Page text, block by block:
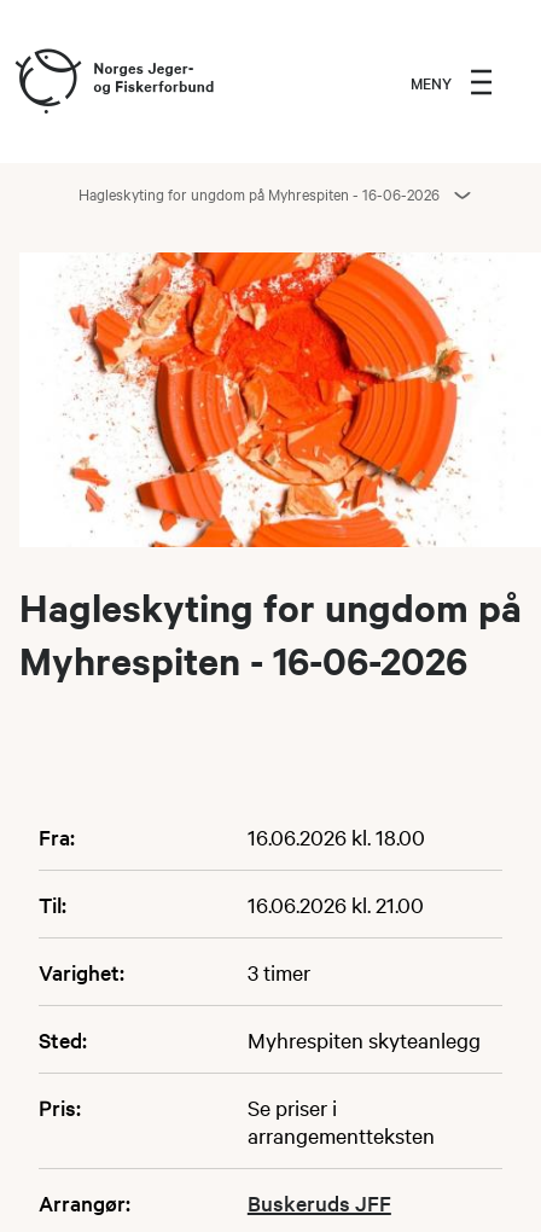
MENY
Hagleskyting for ungdom på Myhrespiten - 16-06-2026
Hagleskyting for ungdom på
Myhrespiten - 16-06-2026
Fra: 16.06.2026 kl. 18.00
Til: 16.06.2026 kl. 21.00
Varighet: 3 timer
Sted: Myhrespiten skyteanlegg
Pris:
Se priser i
arrangementteksten
Arrangør: Buskeruds JFF